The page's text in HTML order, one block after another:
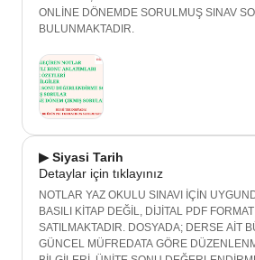
ONLİNE DÖNEMDE SORULMUŞ SINAV
BULUNMAKTADIR.
▶ Siyasi Tarih
Detaylar için tıklayınız
NOTLAR YAZ OKULU SINAVI İÇİN
BASILI KİTAP DEĞİL, DİJİTAL PDF
SATILMAKTADIR. DOSYADA; DERSE AİT
GÜNCEL MÜFREDATA GÖRE